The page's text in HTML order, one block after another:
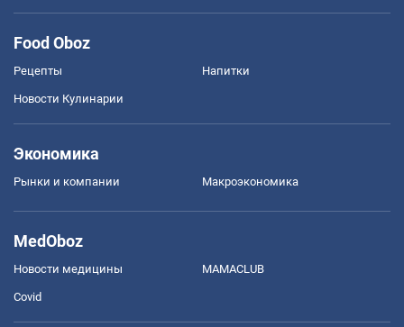
Food Oboz
Рецепты Напитки
Новости Кулинарии
Экономика
Рынки и компании Mакроэкономика
MedOboz
Новости медицины MAMACLUB
Covid